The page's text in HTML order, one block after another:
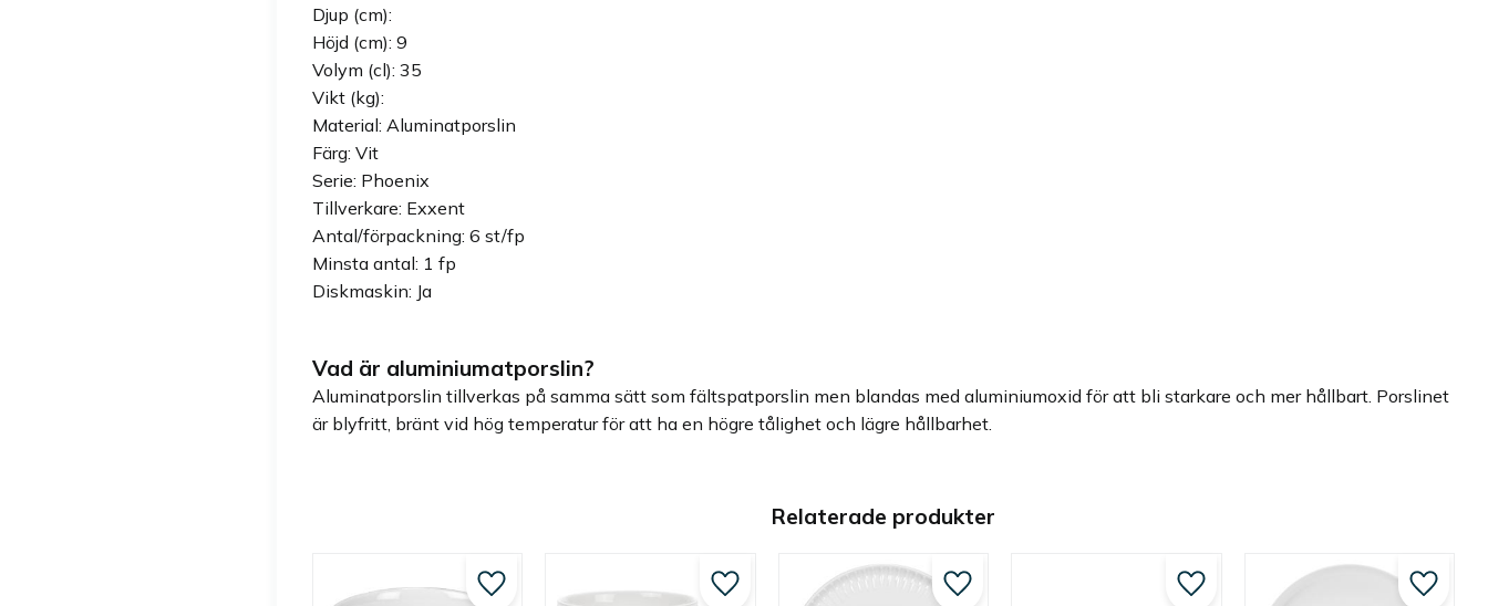
Djup (cm):
Höjd (cm): 9
Volym (cl): 35
Vikt (kg):
Material: Aluminatporslin
Färg: Vit
Serie: Phoenix
Tillverkare: Exxent
Antal/förpackning: 6 st/fp
Minsta antal: 1 fp
Diskmaskin: Ja
Vad är aluminiumatporslin?
Aluminatporslin tillverkas på samma sätt som fältspatporslin men blandas med aluminiumoxid för att bli starkare och mer hållbart. Porslinet
är blyfritt, bränt vid hög temperatur för att ha en högre tålighet och lägre hållbarhet.
Relaterade produkter
Lägg till i favoriter Lägg till i favoriter Lägg till i favoriter Lägg till i favoriter Lägg